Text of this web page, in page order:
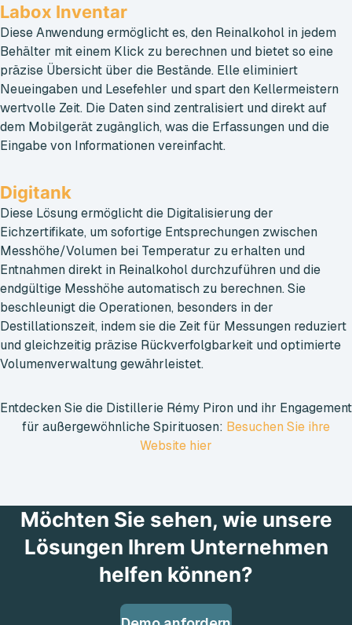
Labox Inventar
Diese Anwendung ermöglicht es, den Reinalkohol in jedem
Behälter mit einem Klick zu berechnen und bietet so eine
präzise Übersicht über die Bestände. Elle eliminiert
Neueingaben und Lesefehler und spart den Kellermeistern
wertvolle Zeit. Die Daten sind zentralisiert und direkt auf
dem Mobilgerät zugänglich, was die Erfassungen und die
Eingabe von Informationen vereinfacht.
Digitank
Diese Lösung ermöglicht die Digitalisierung der
Eichzertifikate, um sofortige Entsprechungen zwischen
Messhöhe/Volumen bei Temperatur zu erhalten und
Entnahmen direkt in Reinalkohol durchzuführen und die
endgültige Messhöhe automatisch zu berechnen. Sie
beschleunigt die Operationen, besonders in der
Destillationszeit, indem sie die Zeit für Messungen reduziert
und gleichzeitig präzise Rückverfolgbarkeit und optimierte
Volumenverwaltung gewährleistet.
Entdecken Sie die Distillerie Rémy Piron und ihr Engagement
für außergewöhnliche Spirituosen: Besuchen Sie ihre
Website hier
Möchten Sie sehen, wie unsere
Lösungen Ihrem Unternehmen
helfen können?